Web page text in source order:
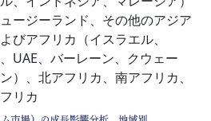
ージーランド、その他のアジア
びアフリカ（イスラエル、
UAE、バーレーン、クウェー
）、北アフリカ、南アフリカ、
リカ